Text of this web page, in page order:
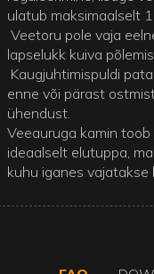
ulatub maksimaalselt
Veetoru pole vaja
lapselukk kuiva
Kaugjuhtimispuldi
enne või pärast
ühendust.
Veeauruga kamin
ideaalselt elutuppa,
kuhu iganes vajatakse